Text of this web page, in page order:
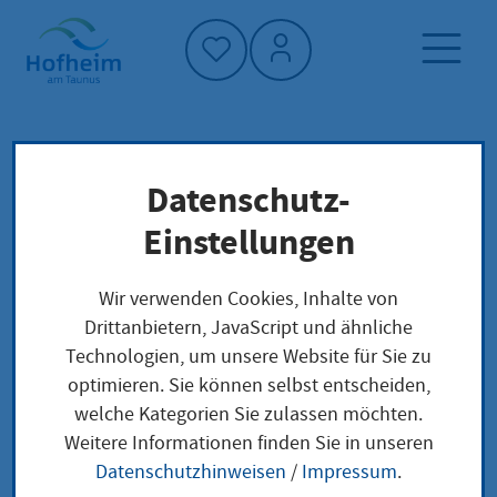
Startseite"
Neuigkeiten und Ausschreibungen
Aquarell-Landschaften und Cafészenen
Aquarell-
Landschaften und
Datenschutz-
Einstellungen
Wir verwenden Cookies, Inhalte von
Drittanbietern, JavaScript und ähnliche
Technologien, um unsere Website für Sie zu
optimieren. Sie können selbst entscheiden,
welche Kategorien Sie zulassen möchten.
Weitere Informationen finden Sie in unseren
Datenschutzhinweisen / Impressum.